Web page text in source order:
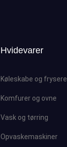
Hvidevarer
Køleskabe og frysere
Komfurer og ovne
Vask og tørring
Opvaskemaskiner